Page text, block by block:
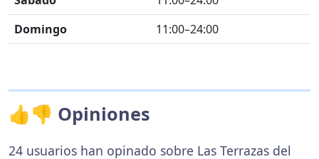
Domingo
11:00–24:00
👍👎 Opiniones
24 usuarios han opinado sobre Las Terrazas del